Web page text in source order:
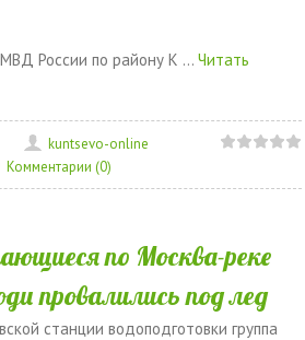
России по району К ... Читать
kuntsevo-online
Комментарии (0)
по Москва-реке
провалились под лед
станции водоподготовки группа